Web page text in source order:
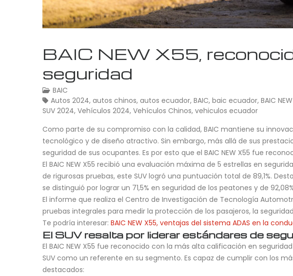
BAIC NEW X55,
seguridad
BAIC
Autos 2024, autos chinos, autos ecuador, BAIC, baic ecuador, BAIC
SUV 2024, Vehículos 2024, Vehículos Chinos, vehiculos ecuador
Como parte de su compromiso con la calidad, BAIC mantiene su
tecnológico y de diseño atractivo. Sin embargo, más allá de sus
seguridad de sus ocupantes. Es por esto que el BAIC NEW X55 fue
El BAIC NEW X55 recibió una evaluación máxima de 5 estrellas en
de rigurosas pruebas, este SUV logró una puntuación total de 89,1%.
se distinguió por lograr un 71,5% en seguridad de los peatones y de
El informe que realiza el Centro de Investigación de Tecnología
pruebas integrales para medir la protección de los pasajeros, la
Te podría interesar: BAIC NEW X55, ventajas del sistema ADAS en la
El SUV resalta por liderar estándares de
El BAIC NEW X55 fue reconocido con la más alta calificación en
SUV como un referente en su segmento. Es capaz de cumplir con los
destacados: